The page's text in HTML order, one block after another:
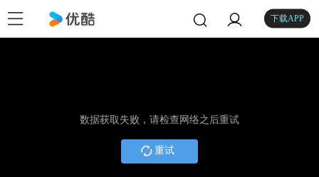
下载APP
数据获取失败，请检查网络之后重试
重试